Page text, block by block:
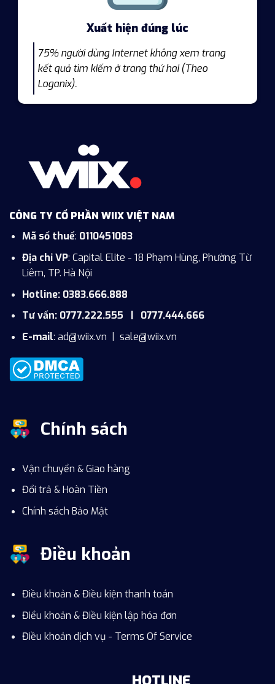
Xuất hiện đúng lúc
75% người dùng Internet không xem trang
kết quả tìm kiếm ở trang thứ hai (Theo
Loganix).
CÔNG TY CỔ PHẦN WIIX VIỆT NAM
Mã số thuế: 0110451083
Địa chỉ VP: Capital Elite - 18 Phạm Hùng, Phường Từ
Liêm, TP. Hà Nội
Hotline: 0383.666.888
Tư vấn: 0777.222.555 | 0777.444.666
E-mail: ad@wiix.vn | sale@wiix.vn
Chính sách
Vận chuyển & Giao hàng
Đổi trả & Hoàn Tiền
Chính sách Bảo Mật
Điều khoản
Điều khoản & Điều kiện thanh toán
Điểu khoản & Điều kiện lập hóa đơn
Điều khoản dịch vụ - Terms Of Service
HOTLINE